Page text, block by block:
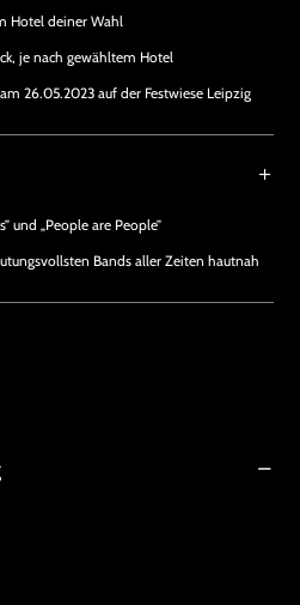
Hotel deiner Wahl
je nach gewähltem Hotel
26.05.2023 auf der Festwiese Leipzig
und „People are People”
Bands aller Zeiten hautnah